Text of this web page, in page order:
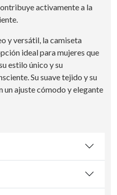
activamente a la
y versátil, la camiseta
ideal para mujeres que
estilo único y su
Su suave tejido y su
ajuste cómodo y elegante